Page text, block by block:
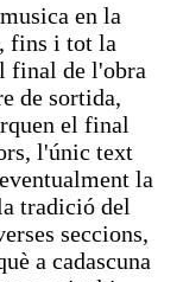
en la
fins i tot la
final de l'obra
de sortida,
el final
l'únic text
la
tradició del
seccions,
a cadascuna